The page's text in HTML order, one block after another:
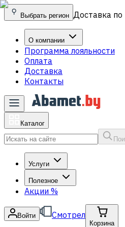
Выбрать регион Доставка по
О компании
Программа лояльности
Оплата
Доставка
Контакты
Каталог
Услуги
Полезное
Акции %
Войти Смотрел
Корзина